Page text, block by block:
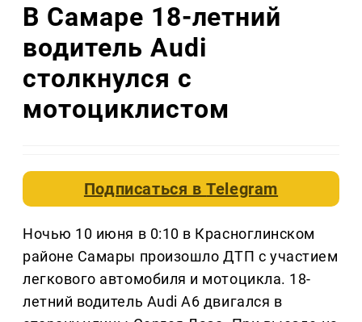
В Самаре 18-летний
водитель Audi
столкнулся с
мотоциклистом
Подписаться вTelegram
Ночью 10 июня в 0:10 в Красноглинском
районе Самары произошло ДТП с участием
легкового автомобиля и мотоцикла. 18-
летний водитель Audi A6 двигался в